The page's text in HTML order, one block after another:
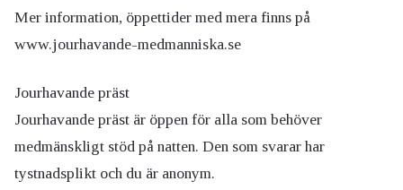
Mer information, öppettider med mera finns på
www.jourhavande-medmanniska.se
Jourhavande präst
Jourhavande präst är öppen för alla som behöver
medmänskligt stöd på natten. Den som svarar har
tystnadsplikt och du är anonym.